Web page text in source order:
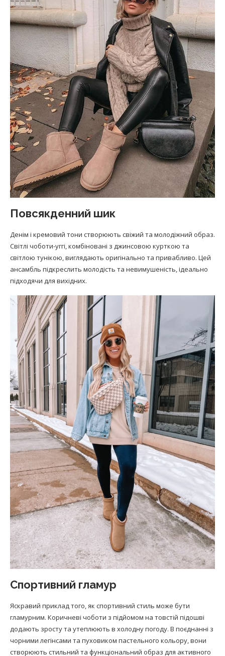
Повсякденний шик
Денім і кремовий тони створюють свіжий та молодіжний образ.
Світлі чоботи-уггі, комбіновані з джинсовою курткою та
світлою тунікою, виглядають оригінально та привабливо. Цей
ансамбль підкреслить молодість та невимушеність, ідеально
підходячи для вихідних.
Спортивний гламур
Яскравий приклад того, як спортивний стиль може бути
гламурним. Коричневі чоботи з підйомом на товстій підошві
додають зросту та утеплюють в холодну погоду. В поєднанні з
чорними легінсами та пуховиком пастельного кольору, вони
створюють стильний та функціональний образ для активного